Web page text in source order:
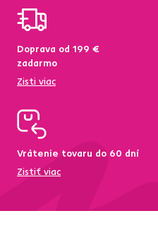
Doprava od 199 €
zadarmo
Zisti viac
Vrátenie tovaru do 60 dní
Zistiť viac